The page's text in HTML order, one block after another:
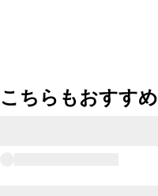
こちらもおすすめ